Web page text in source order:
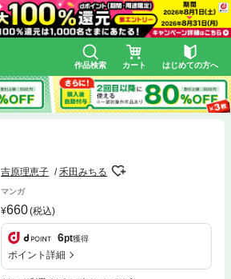
作品検索 カート はじめての方へ
吉原理恵子 禾田みちる
マンガ
660(税込)
6pt獲得
ポイント詳細